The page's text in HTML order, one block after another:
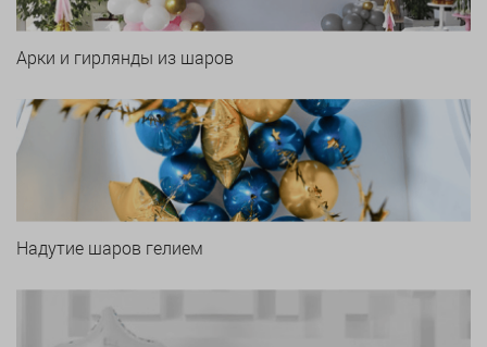
Арки и гирлянды из шаров
Надутие шаров гелием